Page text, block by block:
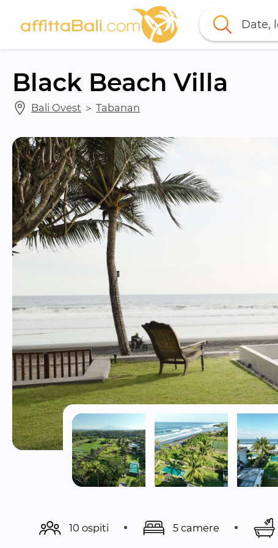
Date,
Black Beach Villa
Bali Ovest ＞ Tabanan
10 ospiti 5 camere